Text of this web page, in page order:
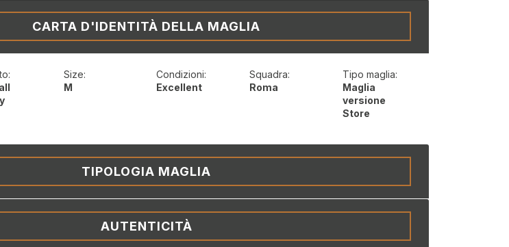
CARTA D'IDENTITÀ DELLA MAGLIA
Size:
M
Condizioni:
Excellent
Squadra:
Roma
Tipo maglia:
Maglia
versione
Store
TIPOLOGIA MAGLIA
AUTENTICITÀ